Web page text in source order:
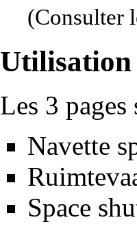
(Consulter
Les 3
Navette
Space